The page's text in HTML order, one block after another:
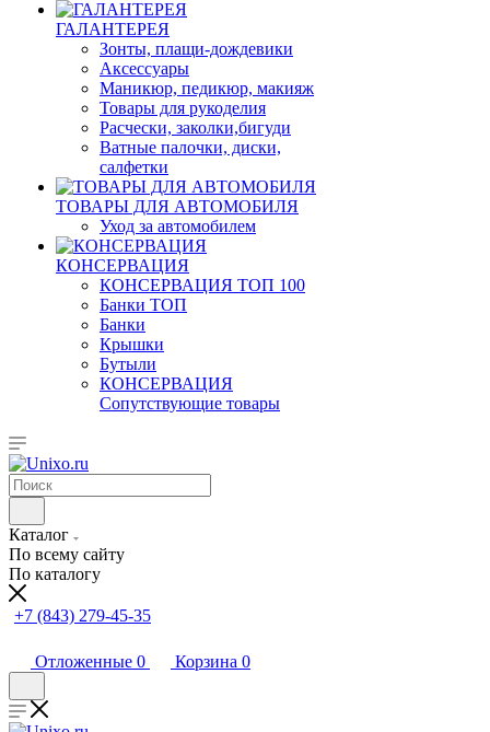
ГАЛАНТЕРЕЯ
Зонты, плащи-дождевики
Аксессуары
Маникюр, педикюр, макияж
Товары для рукоделия
Расчески, заколки,бигуди
Ватные палочки, диски,
салфетки
ТОВАРЫ ДЛЯ АВТОМОБИЛЯ
Уход за автомобилем
КОНСЕРВАЦИЯ
КОНСЕРВАЦИЯ ТОП 100
Банки ТОП
Банки
Крышки
Бутыли
КОНСЕРВАЦИЯ
Сопутствующие товары
Каталог
По всему сайту
По каталогу
+7 (843) 279-45-35
Отложенные 0 Корзина 0